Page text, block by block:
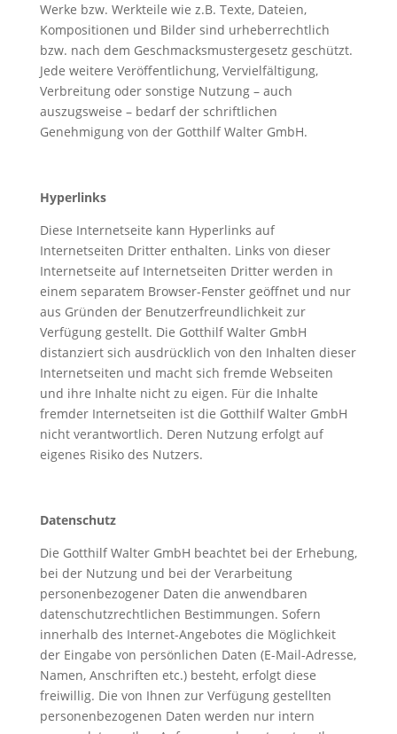
Werke bzw. Werkteile wie z.B. Texte, Dateien,
Kompositionen und Bilder sind urheberrechtlich
bzw. nach dem Geschmacksmustergesetz geschützt.
Jede weitere Veröffentlichung, Vervielfältigung,
Verbreitung oder sonstige Nutzung – auch
auszugsweise – bedarf der schriftlichen
Genehmigung von der Gotthilf Walter GmbH.
Hyperlinks
Diese Internetseite kann Hyperlinks auf
Internetseiten Dritter enthalten. Links von dieser
Internetseite auf Internetseiten Dritter werden in
einem separatem Browser-Fenster geöffnet und nur
aus Gründen der Benutzerfreundlichkeit zur
Verfügung gestellt. Die Gotthilf Walter GmbH
distanziert sich ausdrücklich von den Inhalten dieser
Internetseiten und macht sich fremde Webseiten
und ihre Inhalte nicht zu eigen. Für die Inhalte
fremder Internetseiten ist die Gotthilf Walter GmbH
nicht verantwortlich. Deren Nutzung erfolgt auf
eigenes Risiko des Nutzers.
Datenschutz
Die Gotthilf Walter GmbH beachtet bei der Erhebung,
bei der Nutzung und bei der Verarbeitung
personenbezogener Daten die anwendbaren
datenschutzrechtlichen Bestimmungen. Sofern
innerhalb des Internet-Angebotes die Möglichkeit
der Eingabe von persönlichen Daten (E-Mail-Adresse,
Namen, Anschriften etc.) besteht, erfolgt diese
freiwillig. Die von Ihnen zur Verfügung gestellten
personenbezogenen Daten werden nur intern